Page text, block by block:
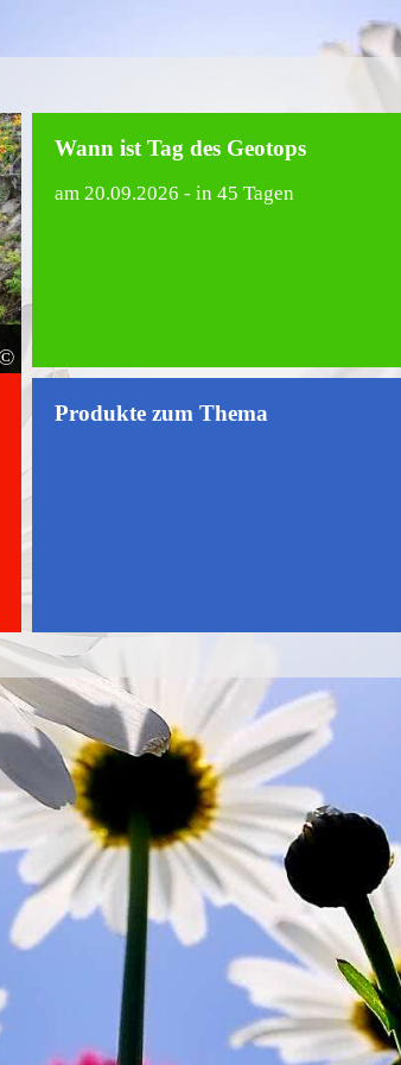
Wann ist Tag des Geotops
am20.09.2026 - in 45 Tagen
Produkte zum Thema